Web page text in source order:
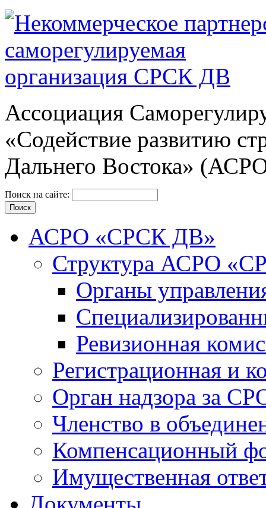
Ассоциация
«Содействие развитию
Дальнего Востока»
Поиск на сайте:
АСРО «СРСК ДВ»
Структура АСРО
Органы
Ревизионная
Регистрационная и
Орган надзора за
Членство в
Компенсационный
Имущественная